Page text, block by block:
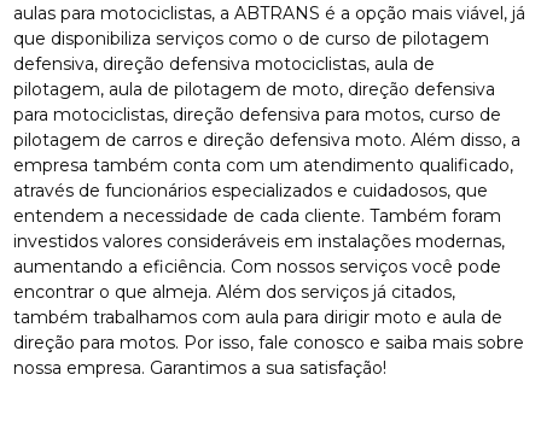
aulas para motociclistas, a ABTRANS é a opção mais viável, já
que disponibiliza serviços como o de curso de pilotagem
defensiva, direção defensiva motociclistas, aula de
pilotagem, aula de pilotagem de moto, direção defensiva
para motociclistas, direção defensiva para motos, curso de
pilotagem de carros e direção defensiva moto. Além disso, a
empresa também conta com um atendimento qualificado,
através de funcionários especializados e cuidadosos, que
entendem a necessidade de cada cliente. Também foram
investidos valores consideráveis em instalações modernas,
aumentando a eficiência. Com nossos serviços você pode
encontrar o que almeja. Além dos serviços já citados,
também trabalhamos com aula para dirigir moto e aula de
direção para motos. Por isso, fale conosco e saiba mais sobre
nossa empresa. Garantimos a sua satisfação!